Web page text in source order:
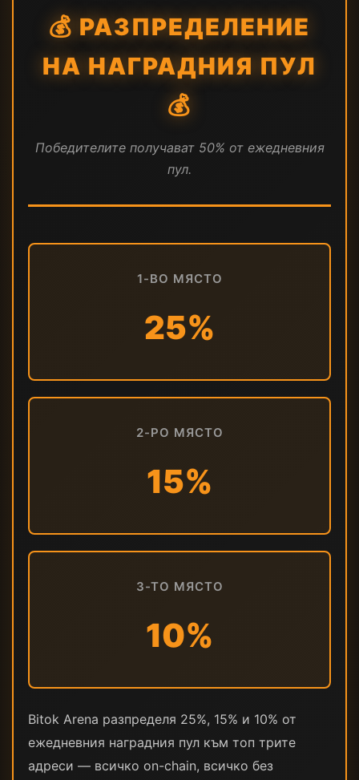
💰 РАЗПРЕДЕЛЕНИЕ
НА НАГРАДНИЯ ПУЛ
💰
Победителите получават 50% от ежедневния
пул.
1-ВО МЯСТО
25%
2-РО МЯСТО
15%
3-ТО МЯСТО
10%
Bitok Arena разпределя 25%, 15% и 10% от
ежедневния наградния пул към топ трите
адреси — всичко on-chain, всичко без